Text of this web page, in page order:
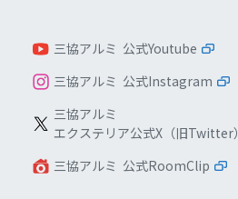
三協アルミ 公式Youtube
三協アルミ 公式Instagram
三協アルミ
エクステリア公式X（旧Twitter）
三協アルミ 公式RoomClip